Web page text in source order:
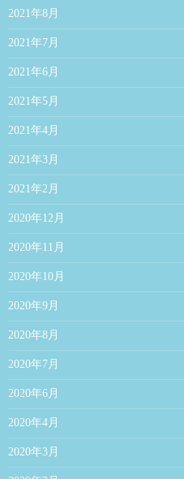
2021年8月
2021年7月
2021年6月
2021年5月
2021年4月
2021年3月
2021年2月
2020年12月
2020年11月
2020年10月
2020年9月
2020年8月
2020年7月
2020年6月
2020年4月
2020年3月